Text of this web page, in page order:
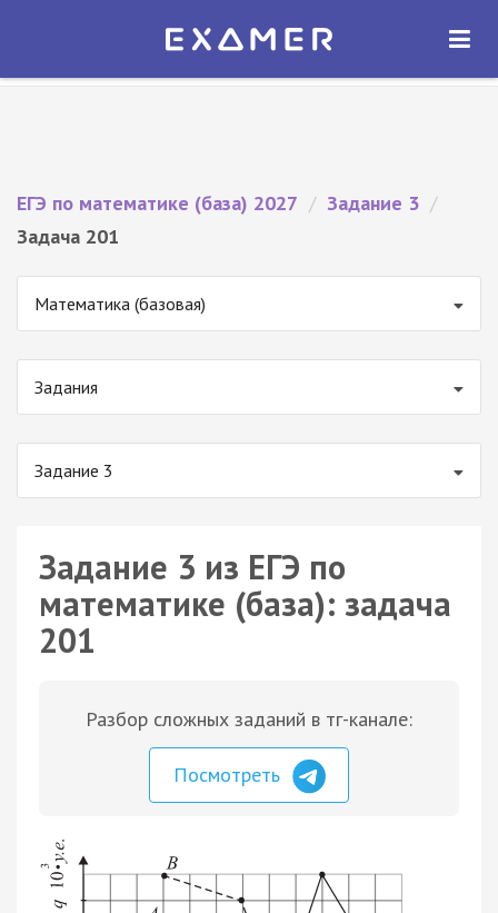
Экзамер — ЕГЭ 2027
ОТКРЫТЬ
ЕГЭ по математике (база) 2027 / Задание 3 /
Задача 201
Математика (базовая)
Задания
Задание 3
Задание 3 из ЕГЭ по
математике (база): задача
201
Разбор сложных заданий в тг-канале:
Посмотреть